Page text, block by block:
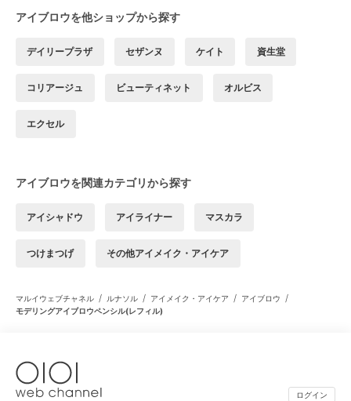
アイブロウを他ショップから探す
デイリープラザ セザンヌ ケイト 資生堂
コリアージュ ビューティネット オルビス
エクセル
アイブロウを関連カテゴリから探す
アイシャドウ アイライナー マスカラ
つけまつげ その他アイメイク・アイケア
マルイウェブチャネル / ルナソル / アイメイク・アイケア / アイブロウ /
モデリングアイブロウペンシル(レフィル)
ログイン